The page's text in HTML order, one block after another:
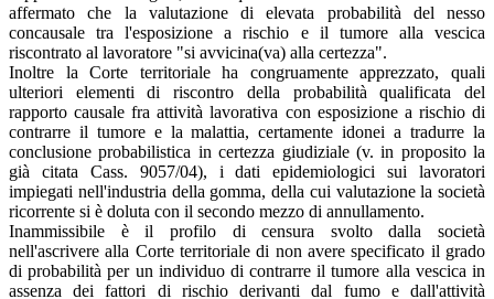
affermato che la valutazione di elevata probabilità del nesso
concausale tra l'esposizione a rischio e il tumore alla vescica
riscontrato al lavoratore "si avvicina(va) alla certezza".
Inoltre la Corte territoriale ha congruamente apprezzato, quali
ulteriori elementi di riscontro della probabilità qualificata del
rapporto causale fra attività lavorativa con esposizione a rischio di
contrarre il tumore e la malattia, certamente idonei a tradurre la
conclusione probabilistica in certezza giudiziale (v. in proposito la
già citata Cass. 9057/04), i dati epidemiologici sui lavoratori
impiegati nell'industria della gomma, della cui valutazione la società
ricorrente si è doluta con il secondo mezzo di annullamento.
Inammissibile è il profilo di censura svolto dalla società
nell'ascrivere alla Corte territoriale di non avere specificato il grado
di probabilità per un individuo di contrarre il tumore alla vescica in
assenza dei fattori di rischio derivanti dal fumo e dall'attività